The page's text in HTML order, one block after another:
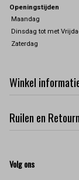
Openingstijden
Maandag
Dinsdag tot met
Zaterdag
Winkel
Ruilen en
Volg ons